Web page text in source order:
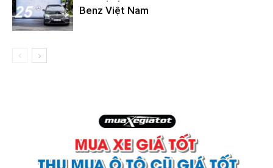
Benz Việt Nam